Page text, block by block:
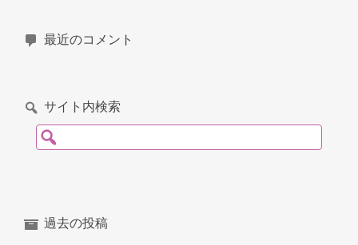
最近のコメント
サイト内検索
検索:
過去の投稿